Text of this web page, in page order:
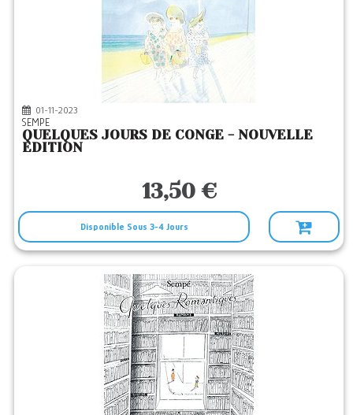
01-11-2023
SEMPE
QUELQUES JOURS DE CONGE - NOUVELLE
EDITION
13,50 €
Disponible Sous 3-4 Jours